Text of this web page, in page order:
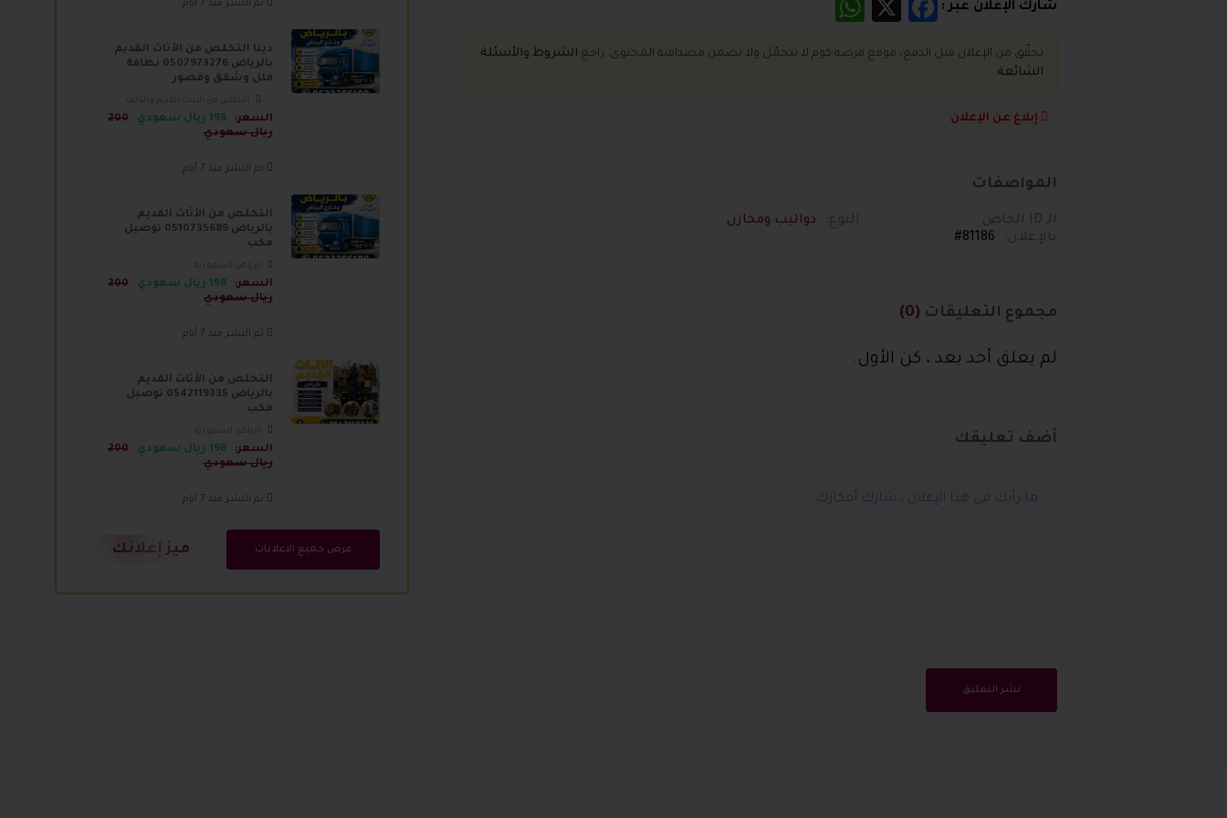
شارك الإعلان عبر : Facebook
X
WhatsApp
تحقّق من الإعلان قبل الدفع، موقع فرصه.كوم لا يتحمّل ولا يضمن مصداقية المحتوى. راجع الشروط والأسئلة
الشائعة.
إبلاغ عن الإعلان
المواصفات
الـ ID الخاص
بالإعلان:
81186#
النوع: دواليب ومخازن
مجموع التعليقات (0)
لم يعلق أحد بعد ، كن الأول.
أضف تعليقك
نشر التعليق
تم النشر منذ 7 أيام
دينا التخلص من الأثاث القديم
بالرياض 0507973276 نظافة
فلل وشقق وقصور
الرياض السعودية
السعر: 198 ريال سعودي
200
ريال سعودي
تم النشر منذ 7 أيام
التخلص من الأثاث القديم
بالرياض 0510735689 توصيل
مكب
السعر: 198 ريال سعودي
200
ريال سعودي
تم النشر منذ 7 أيام
التخلص من الأثاث القديم
بالرياض 0542119335 توصيل
مكب
السعر: 198 ريال سعودي
200
ريال سعودي
تم النشر منذ 7 أيام
عرض جميع الاعلانات ميز إعلانك